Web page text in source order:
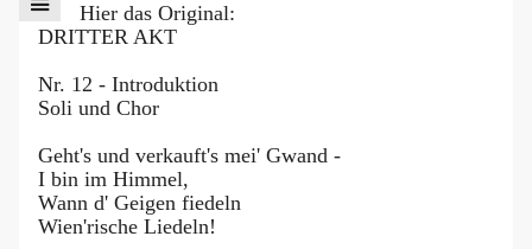
Hier das Original:
DRITTER AKT
Nr. 12 - Introduktion
Soli und Chor
Geht's und verkauft's mei' Gwand -
I bin im Himmel,
Wann d' Geigen fiedeln
Wien'rische Liedeln!